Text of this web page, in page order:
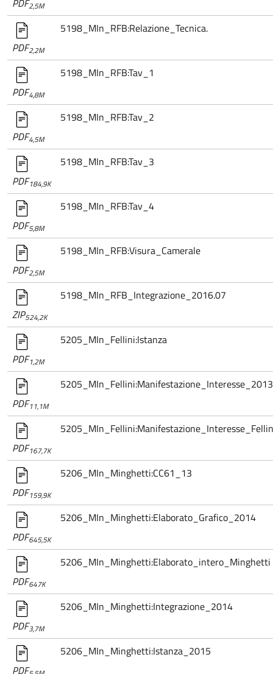
PDF2,5M
PDF2,2M
5198_MIn_RFB:Relazione_Tecnica.
PDF4,8M
5198_MIn_RFB:Tav_1
PDF4,5M
5198_MIn_RFB:Tav_2
PDF184,9K
5198_MIn_RFB:Tav_3
PDF5,8M
5198_MIn_RFB:Tav_4
PDF2,5M
5198_MIn_RFB:Visura_Camerale
ZIP524,2K
5198_MIn_RFB_Integrazione_2016.07
PDF1,2M
5205_MIn_Fellini:Istanza
PDF11,1M
5205_MIn_Fellini:Manifestazione_Interesse_2013
PDF167,7K
PDF159,9K
5206_MIn_Minghetti:CC61_13
PDF645,5K
5206_MIn_Minghetti:Elaborato_Grafico_2014
PDF647K
5206_MIn_Minghetti:Elaborato_intero_Minghetti
PDF3,7M
5206_MIn_Minghetti:Integrazione_2014
PDF
5206_MIn_Minghetti:Istanza_2015